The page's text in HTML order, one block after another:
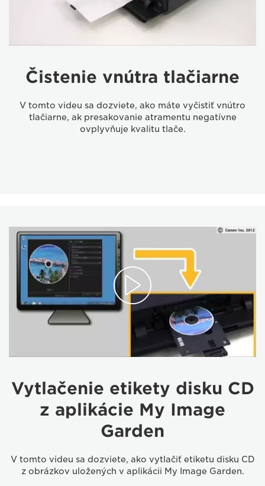
Čistenie vnútra tlačiarne
V tomto videu sa dozviete, ako máte vyčistiť vnútro
tlačiarne, ak presakovanie atramentu negatívne
ovplyvňuje kvalitu tlače.
Vytlačenie etikety disku CD
z aplikácie My Image
Garden
V tomto videu sa dozviete, ako vytlačiť etiketu disku CD
z obrázkov uložených v aplikácii My Image Garden.